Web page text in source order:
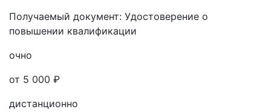
Получаемый документ: Удостоверение о
повышении квалификации
очно
от 5 000 ₽
дистанционно